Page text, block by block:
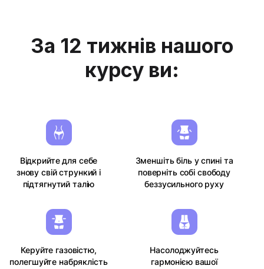
За 12 тижнів нашого
курсу ви:
Відкрийте для себе
знову свій стрункий і
підтягнутий талію
Зменшіть біль у спині та
поверніть собі свободу
беззусильного руху
Керуйте газовістю,
полегшуйте набряклість
Насолоджуйтесь
гармонією вашої